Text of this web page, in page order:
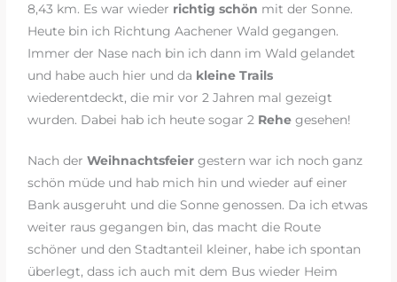
8,43 km. Es war wieder richtig schön mit der Sonne.
Heute bin ich Richtung Aachener Wald gegangen.
Immer der Nase nach bin ich dann im Wald gelandet
und habe auch hier und da kleine Trails
wiederentdeckt, die mir vor 2 Jahren mal gezeigt
wurden. Dabei hab ich heute sogar 2 Rehe gesehen!
Nach derWeihnachtsfeier gestern war ich noch ganz
schön müde und hab mich hin und wieder auf einer
Bank ausgeruht und die Sonne genossen. Da ich etwas
weiter raus gegangen bin, das macht die Route
schöner und den Stadtanteil kleiner, habe ich spontan
überlegt, dass ich auch mit dem Bus wieder Heim